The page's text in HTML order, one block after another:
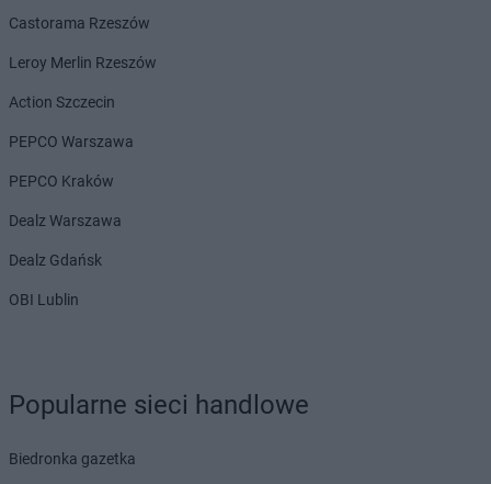
Castorama Rzeszów
Leroy Merlin Rzeszów
Action Szczecin
PEPCO Warszawa
PEPCO Kraków
Dealz Warszawa
Dealz Gdańsk
OBI Lublin
Popularne sieci handlowe
Biedronka gazetka